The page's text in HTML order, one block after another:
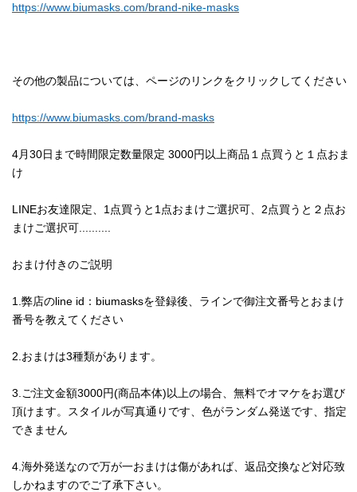
https://www.biumasks.com/brand-nike-masks
その他の製品については、ページのリンクをクリックしてください
https://www.biumasks.com/brand-masks
4月30日まで時間限定数量限定 3000円以上商品１点買うと１点おま
け
LINEお友達限定、1点買うと1点おまけご選択可、2点買うと２点お
まけご選択可..........
おまけ付きのご説明
1.弊店のline id：biumasksを登録後、ラインで御注文番号とおまけ
番号を教えてください
2.おまけは3種類があります。
3.ご注文金額3000円(商品本体)以上の場合、無料でオマケをお選び
頂けます。スタイルが写真通りです、色がランダム発送です、指定
できません
4.海外発送なので万が一おまけは傷があれば、返品交換など対応致
しかねますのでご了承下さい。